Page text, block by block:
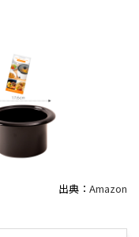
出典： Amazon